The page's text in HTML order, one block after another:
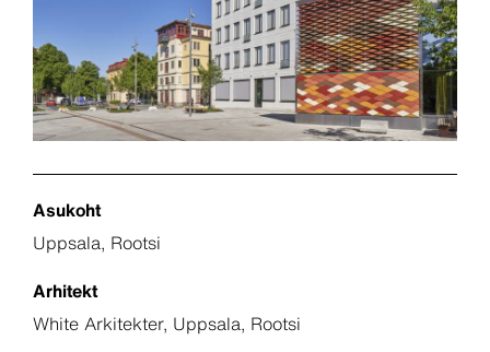
Asukoht
Uppsala, Rootsi
Arhitekt
White Arkitekter, Uppsala, Rootsi